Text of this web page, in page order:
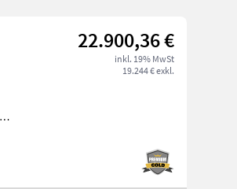
22.900,36 €
inkl. 19% MwSt
19.244 € exkl.